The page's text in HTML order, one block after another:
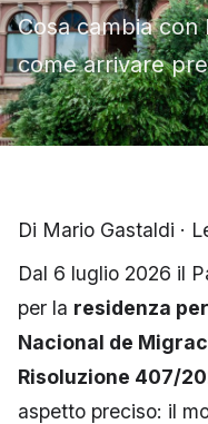
Cosa cambia con
come arrivare
Di Mario Gastaldi ·
Dal 6 luglio 2026 il
per la residenza
Nacional de
Risoluzione 407/
aspetto preciso: il